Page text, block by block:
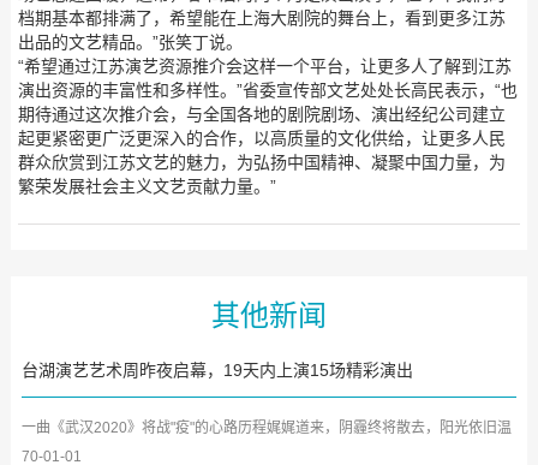
档期基本都排满了，希望能在上海大剧院的舞台上，看到更多江苏
出品的文艺精品。”张笑丁说。
“希望通过江苏演艺资源推介会这样一个平台，让更多人了解到江苏
演出资源的丰富性和多样性。”省委宣传部文艺处处长高民表示，“也
期待通过这次推介会，与全国各地的剧院剧场、演出经纪公司建立
起更紧密更广泛更深入的合作，以高质量的文化供给，让更多人民
群众欣赏到江苏文艺的魅力，为弘扬中国精神、凝聚中国力量，为
繁荣发展社会主义文艺贡献力量。”
其他新闻
台湖演艺艺术周昨夜启幕，19天内上演15场精彩演出
一曲《武汉2020》将战"疫"的心路历程娓娓道来，阴霾终将散去，阳光依旧温
暖；贝多芬《A大调第七号...
70-01-01